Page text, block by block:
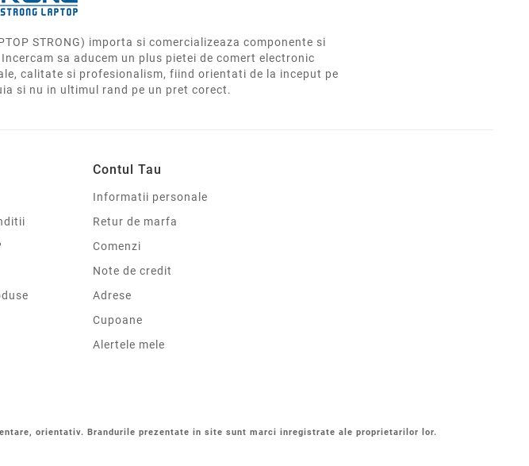
STRONG) importa si comercializeaza componente si
sa aducem un plus pietei de comert electronic
calitate si profesionalism, fiind orientati de la inceput pe
si nu in ultimul rand pe un pret corect.
Contul Tau
Informatii personale
Retur de marfa
Comenzi
Note de credit
Adrese
Cupoane
Alertele mele
orientativ. Brandurile prezentate in site sunt marci inregistrate ale proprietarilor lor.